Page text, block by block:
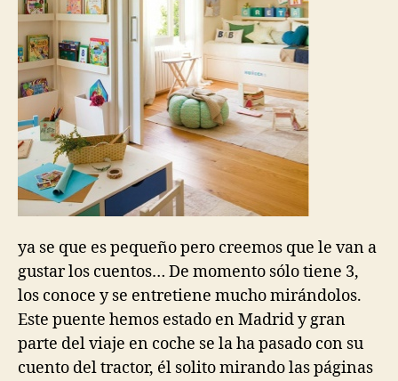
ya se que es pequeño pero creemos que le van a
gustar los cuentos… De momento sólo tiene 3,
los conoce y se entretiene mucho mirándolos.
Este puente hemos estado en Madrid y gran
parte del viaje en coche se la ha pasado con su
cuento del tractor, él solito mirando las páginas